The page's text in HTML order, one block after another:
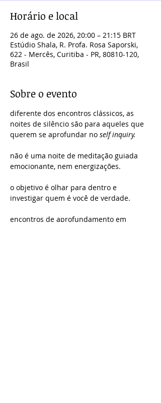
Horário e local
26 de ago. de 2026, 20:00 – 21:15 BRT
Estúdio Shala, R. Profa. Rosa Saporski,
622 - Mercês, Curitiba - PR, 80810-120,
Brasil
Sobre o evento
diferente dos encontros clássicos, as
noites de silêncio são para aqueles que
querem se aprofundar no self inquiry.
não é uma noite de meditação guiada
emocionante, nem energizações.
o objetivo é olhar para dentro e
investigar quem é você de verdade.
encontros de aprofundamento em